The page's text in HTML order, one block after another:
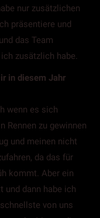
nur zusätzlichen
präsentiere und
das Team
zusätzlich habe.
in diesem Jahr
wenn es sich
Rennen zu gewinnen
und meinen nicht
da das für
kommt. Aber ein
und dann habe ich
von uns